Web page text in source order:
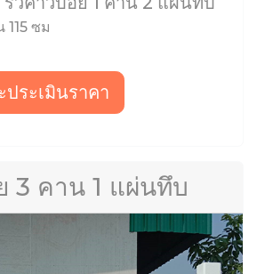
ซม
ระเมินราคา
3 คาน 1 แผ่นทึบ